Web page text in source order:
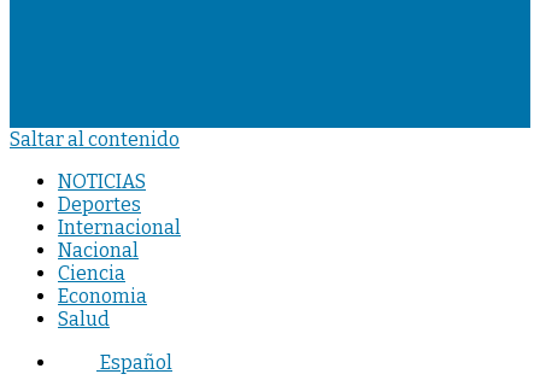
Saltar al contenido
NOTICIAS
Deportes
Internacional
Nacional
Ciencia
Economia
Salud
Español